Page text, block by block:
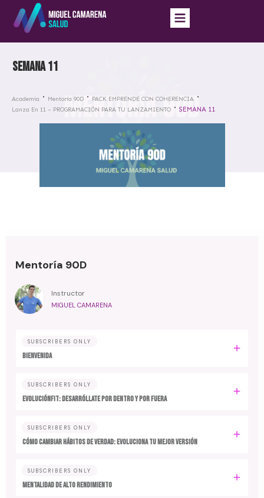
SEMANA 11
Academia Mentoría 90D
PACK EMPRENDE CON COHERENCIA
Lanza En 11 – PROGRAMACIÓN PARA TU LANZAMIENTO
SEMANA 11
Mentoría 90D
Instructor
MIGUEL CAMARENA
SUBSCRIBERS ONLY
BIENVENIDA
SUBSCRIBERS ONLY
EvoluciónFit: desarróllate por dentro y por fuera
SUBSCRIBERS ONLY
Cómo cambiar hábitos de verdad: evoluciona tu mejor versión
SUBSCRIBERS ONLY
MENTALIDAD DE ALTO RENDIMIENTO